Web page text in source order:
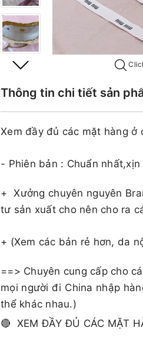
Thông tin chi tiết sản
Xem đầy đủ các mặt hàng ở
- Phiên bản : Chuẩn
+Xưởng chuyên nguyên
tư sản xuất cho nên cho ra
+ (Xem các bản rẻ hơn, da
==> Chuyên cung cấp cho
mọi người đi China nhập
thể khác nhau.)
🔴 XEM ĐẦY ĐỦ CÁC MẶT